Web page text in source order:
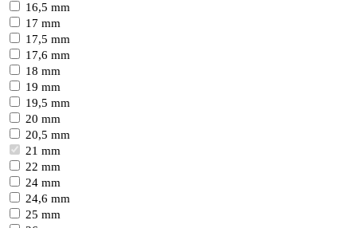
16,5 mm
17 mm
17,5 mm
17,6 mm
18 mm
19 mm
19,5 mm
20 mm
20,5 mm
21 mm
22 mm
24 mm
24,6 mm
25 mm